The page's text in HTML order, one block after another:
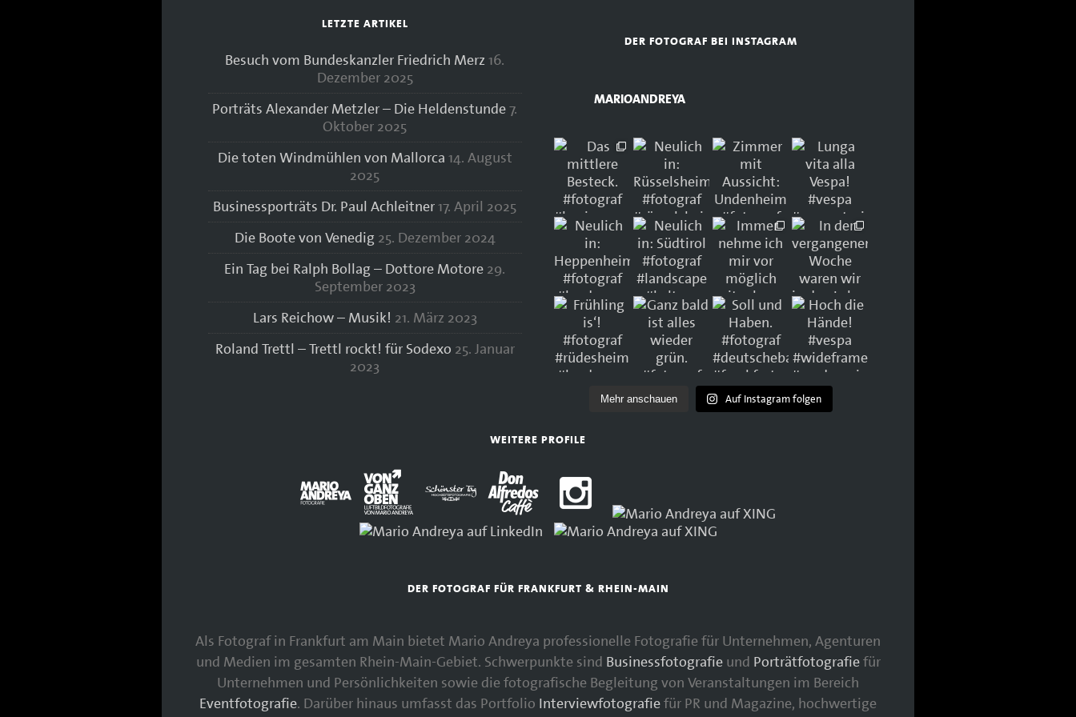
LETZTE ARTIKEL
Besuch vom Bundeskanzler Friedrich Merz 16.
Dezember 2025
Porträts Alexander Metzler – Die Heldenstunde7.
Oktober 2025
Die toten Windmühlen von Mallorca 14. August
2025
Businessporträts Dr. Paul Achleitner17. April 2025
Die Boote von Venedig 25. Dezember 2024
Ein Tag bei Ralph Bollag – Dottore Motore 29.
September 2023
Lars Reichow – Musik! 21. März 2023
Roland Trettl – Trettl rockt! für Sodexo 25. Januar
2023
DER FOTOGRAF BEI INSTAGRAM
MARIOANDREYA
Mehr anschauen Auf Instagram folgen
WEITERE PROFILE
DER FOTOGRAF FÜR FRANKFURT & RHEIN-MAIN
Als Fotograf in Frankfurt am Main bietet Mario Andreya professionelle Fotografie für Unternehmen, Agenturen
und Medien im gesamten Rhein-Main-Gebiet. Schwerpunkte sind Businessfotografieund Porträtfotografiefür
Unternehmen und Persönlichkeiten sowie die fotografische Begleitung von Veranstaltungen im Bereich
Eventfotografie. Darüber hinaus umfasst das Portfolio Interviewfotografiefür PR und Magazine, hochwertige